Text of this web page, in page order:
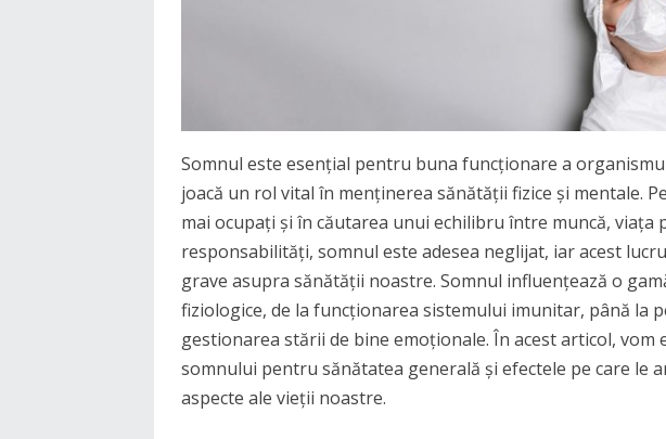
Somnul este esențial pentru buna funcționare a
joacă un rol vital în menținerea sănătății fizice și mentale.
mai ocupați și în căutarea unui echilibru între muncă, viața
responsabilități, somnul este adesea neglijat, iar acest
grave asupra sănătății noastre. Somnul influențează o
fiziologice, de la funcționarea sistemului imunitar, până la
gestionarea stării de bine emoționale. În acest articol,
somnului pentru sănătatea generală și efectele pe care le
aspecte ale vieții noastre.